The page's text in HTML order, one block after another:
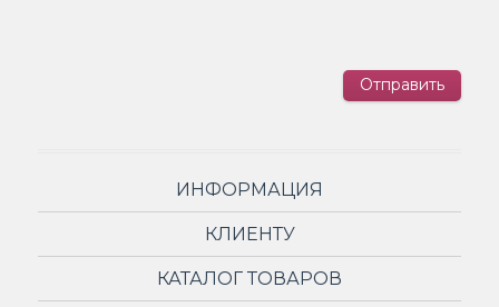
Отправить
ИНФОРМАЦИЯ
КЛИЕНТУ
КАТАЛОГ ТОВАРОВ